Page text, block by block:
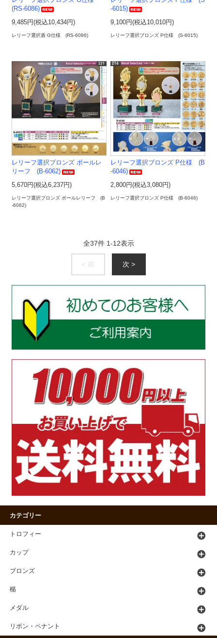
(RS-6086)
9,485円(税込10,434円)
レリーフ選択盾 G仕様 (RS-6086)
-6015)
9,100円(税込10,010円)
レリーフ選択ブロンズ P仕様 (S-6015)
レリーフ選択ブロンズ ボールレ
リーフ (B-6062)
5,670円(税込6,237円)
レリーフ選択ブロンズ ボールレリーフ (B
-6062)
レリーフ選択ブロンズ P仕様 (B
-6046)
2,800円(税込3,080円)
レリーフ選択ブロンズ P仕様 (B-6046)
全37件 1-12表示
< 前 次 >
カテゴリー
トロフィー
カップ
ブロンズ
楯
メダル
リボン・ペナント